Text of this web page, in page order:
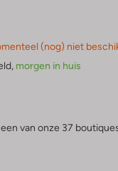
(nog) niet
morgen in huis
van onze 37